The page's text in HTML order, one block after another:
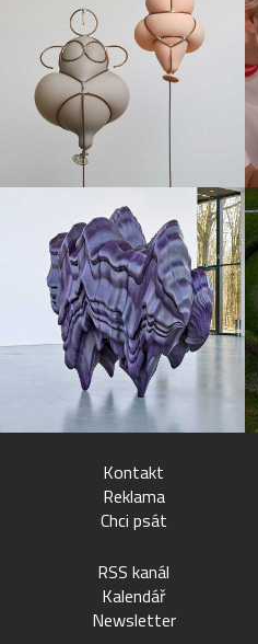
Kontakt
Reklama
Chci psát
RSS kanál
Kalendář
Newsletter